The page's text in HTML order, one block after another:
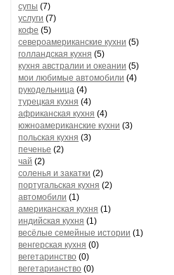
супы (7)
услуги (7)
кофе (5)
североамериканские кухни (5)
голландская кухня (5)
кухня австралии и океании (5)
мои любимые автомобили (4)
рукодельница (4)
турецкая кухня (4)
африканская кухня (4)
южноамериканские кухни (3)
польская кухня (3)
печенье (2)
чай (2)
соленья и закатки (2)
португальская кухня (2)
автомобили (1)
американская кухня (1)
индийская кухня (1)
весёлые семейные истории (1)
венгерская кухня (0)
вегетаринство (0)
вегетарианство (0)